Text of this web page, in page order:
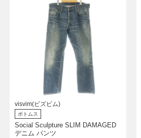
visvim(ビズビム)
ボトムス
Social Sculpture SLIM DAMAGED
デニム パンツ